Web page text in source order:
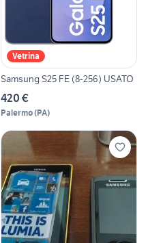
Vetrina
Samsung S25 FE (8-256) USATO
420 €
Palermo(PA)